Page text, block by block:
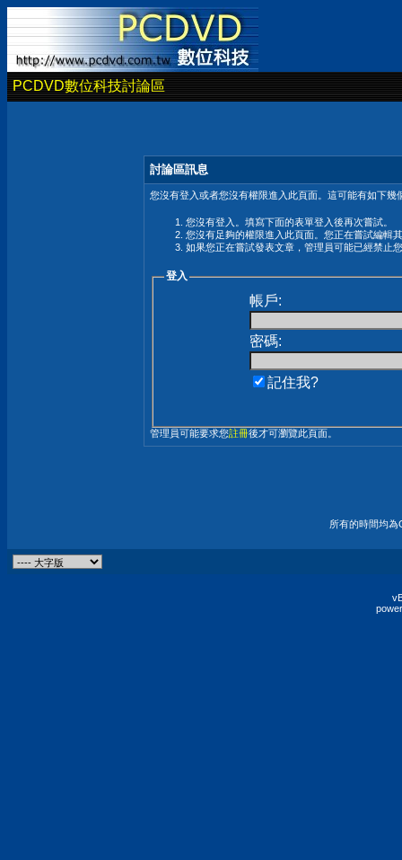
PCDVD數位科技討論區
討論區訊息
您沒有登入或者您沒有權限進入此頁面。這可能有如下幾
您沒有登入。填寫下面的表單登入後再次嘗試。
您沒有足夠的權限進入此頁面。您正在嘗試編輯
如果您正在嘗試發表文章，管理員可能已經禁止
登入
帳戶:
密碼:
記住我?
管理員可能要求您註冊後才可瀏覽此頁面。
所有的時間均為